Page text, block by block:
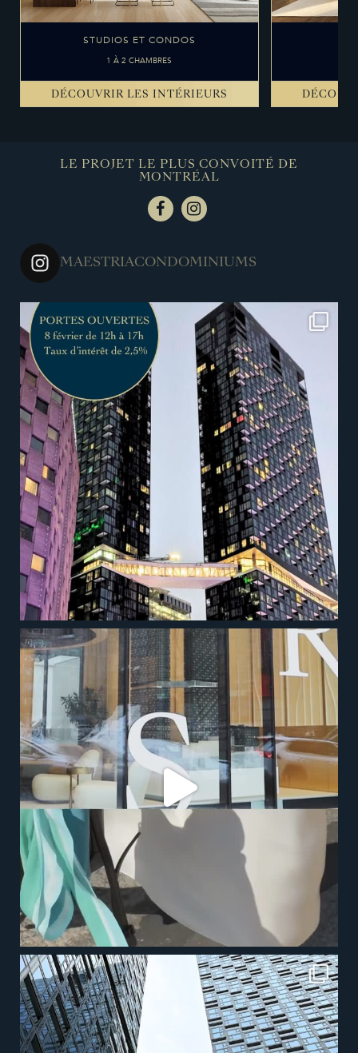
STUDIOS ET CONDOS
1 À 2 CHAMBRES
DÉCOUVRIR LES INTÉRIEURS
LE PROJET LE PLUS CONVOITÉ DE
MONTRÉAL
MAESTRIACONDOMINIUMS